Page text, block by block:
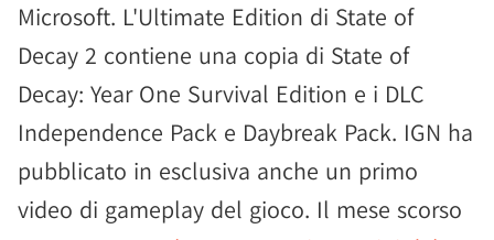
Microsoft. L'Ultimate Edition di State of
Decay 2 contiene una copia di State of
Decay: Year One Survival Edition e i DLC
Independence Pack e Daybreak Pack. IGN ha
pubblicato in esclusiva anche un primo
video di gameplay del gioco. Il mese scorso